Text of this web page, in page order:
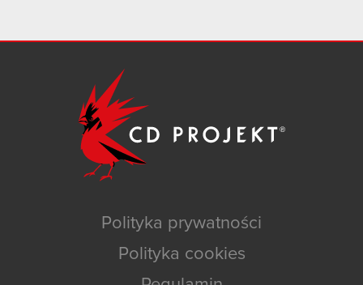
Polityka prywatności
Polityka cookies